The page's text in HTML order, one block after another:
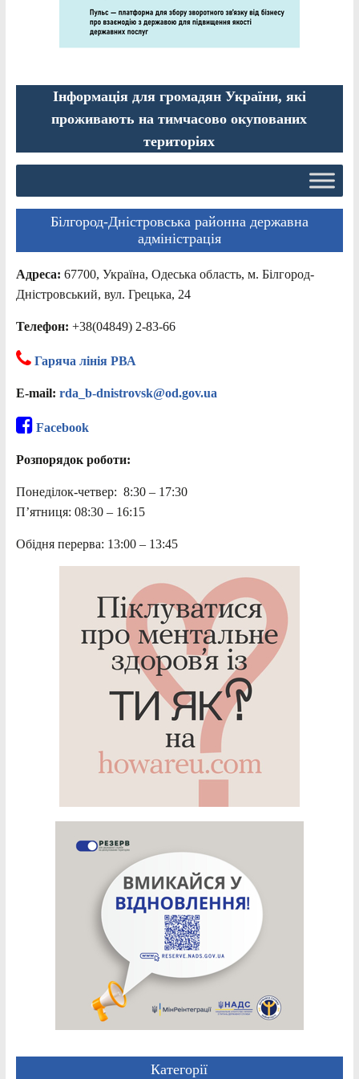
Інформація для громадян України, які
проживають на тимчасово окупованих
територіях
Білгород-Дністровська районна державна
адміністрація
Адреса: 67700, Україна, Одеська область, м. Білгород-
Дністровський, вул. Грецька, 24
Телефон: +38(04849) 2-83-66
Гаряча лінія РВА
E-mail: rda_b-dnistrovsk@od.gov.ua
Facebook
Розпорядок роботи:
Понеділок-четвер: 8:30 – 17:30
П’ятниця: 08:30 – 16:15
Обідня перерва: 13:00 – 13:45
Категорії